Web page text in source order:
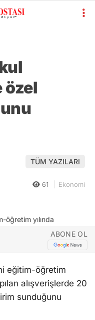
özel
TÜM YAZILARI
61 Ekonomi
ABONE OL
eğitim-öğretim
alışverişlerde 20
sunduğunu